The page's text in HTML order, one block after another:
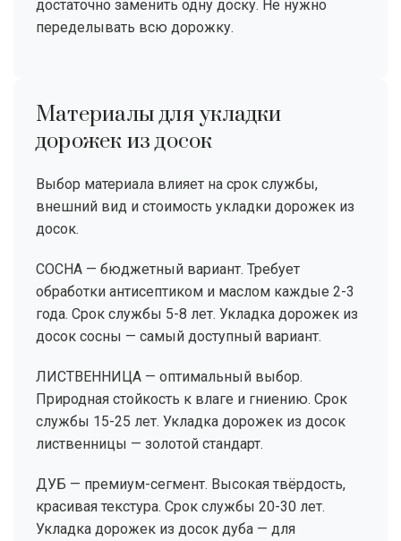
достаточно заменить одну доску. Не нужно
переделывать всю дорожку.
Материалы для укладки
дорожек из досок
Выбор материала влияет на срок службы,
внешний вид и стоимость укладки дорожек из
досок.
СОСНА — бюджетный вариант. Требует
обработки антисептиком и маслом каждые 2-3
года. Срок службы 5-8 лет. Укладка дорожек из
досок сосны — самый доступный вариант.
ЛИСТВЕННИЦА — оптимальный выбор.
Природная стойкость к влаге и гниению. Срок
службы 15-25 лет. Укладка дорожек из досок
лиственницы — золотой стандарт.
ДУБ — премиум-сегмент. Высокая твёрдость,
красивая текстура. Срок службы 20-30 лет.
Укладка дорожек из досок дуба — для